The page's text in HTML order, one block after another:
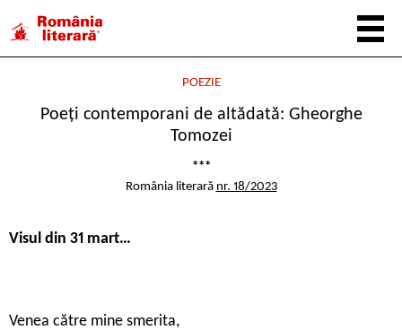
POEZIE
Poeți contemporani de altădată: Gheorghe
Tomozei
***
România literară nr. 18/2023
Visul din 31 mart…
Venea către mine smerita,